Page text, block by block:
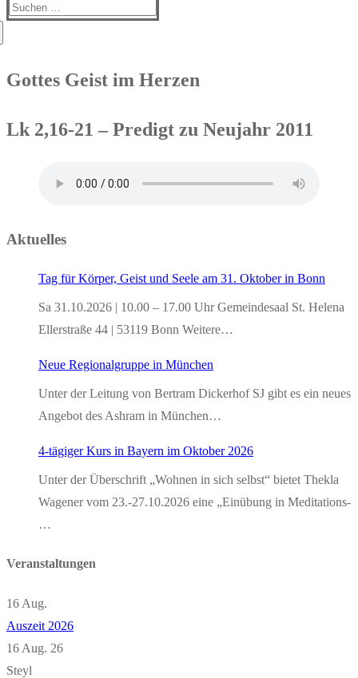
Suchen
Gottes Geist im Herzen
Lk 2,16-21 – Predigt zu Neujahr 2011
Aktuelles
Tag für Körper, Geist und Seele am 31. Oktober in Bonn
Sa 31.10.2026 | 10.00 – 17.00 Uhr Gemeindesaal St. Helena
Ellerstraße 44 | 53119 Bonn Weitere…
Neue Regionalgruppe in München
Unter der Leitung von Bertram Dickerhof SJ gibt es ein neues
Angebot des Ashram in München…
4-tägiger Kurs in Bayern im Oktober 2026
Unter der Überschrift „Wohnen in sich selbst“ bietet Thekla
Wagener vom 23.-27.10.2026 eine „Einübung in Meditations-
…
Veranstaltungen
16 Aug.
Auszeit 2026
16 Aug. 26
Steyl